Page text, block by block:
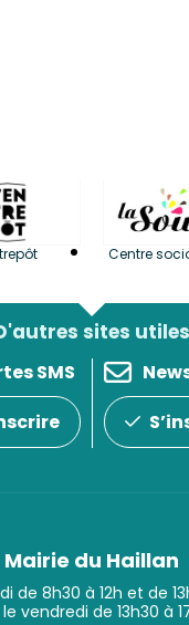
Centre
sites utiles
SMS
Mairie du Haillan
de 8h30 à 12h et de
vendredi de 13h30 à